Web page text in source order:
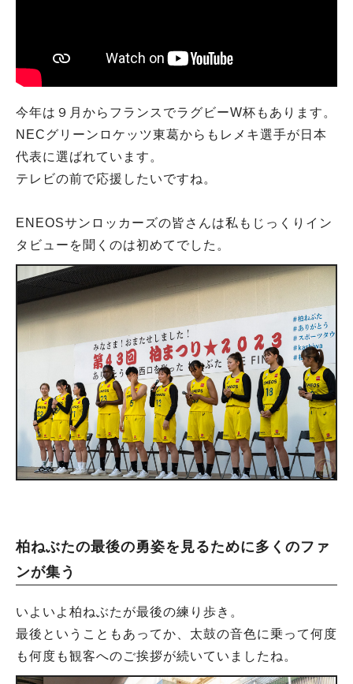
今年は９月からフランスでラグビーW杯もあります。
NECグリーンロケッツ東葛からもレメキ選手が日本
代表に選ばれています。
テレビの前で応援したいですね。
ENEOSサンロッカーズの皆さんは私もじっくりイン
タビューを聞くのは初めてでした。
柏ねぶたの最後の勇姿を見るために多くのファ
ンが集う
いよいよ柏ねぶたが最後の練り歩き。
最後ということもあってか、太鼓の音色に乗って何度
も何度も観客へのご挨拶が続いていましたね。